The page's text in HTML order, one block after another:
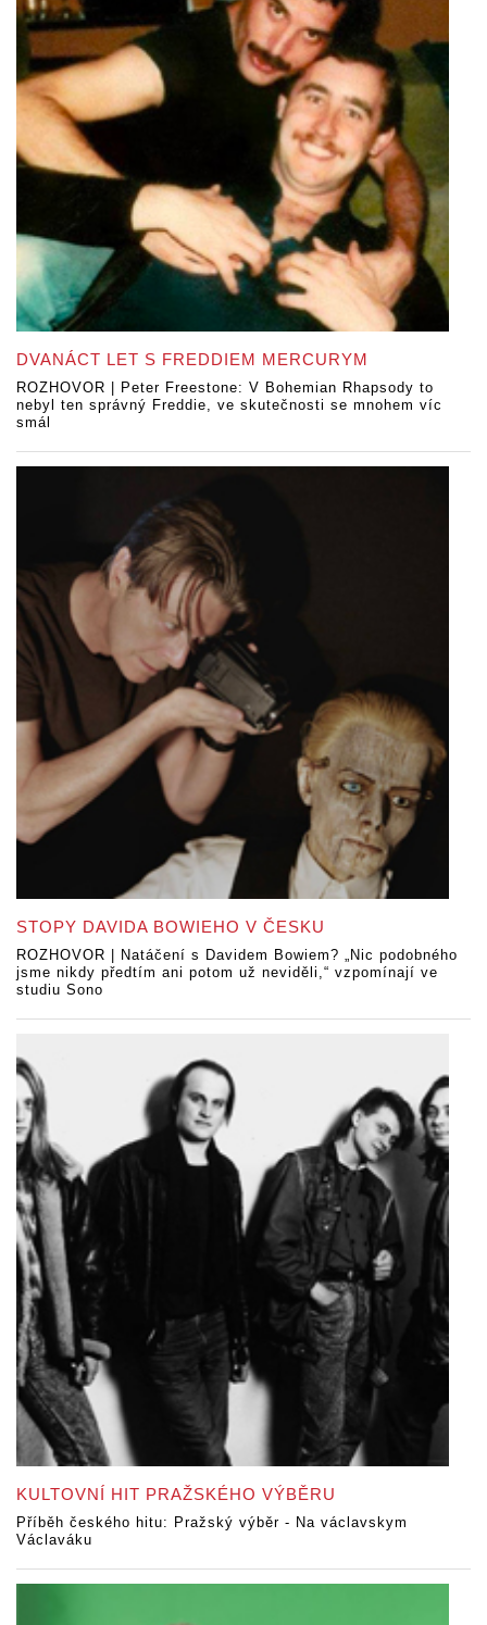
DVANÁCT LET S FREDDIEM MERCURYM
ROZHOVOR | Peter Freestone: V Bohemian Rhapsody to
nebyl ten správný Freddie, ve skutečnosti se mnohem víc
smál
STOPY DAVIDA BOWIEHO V ČESKU
ROZHOVOR | Natáčení s Davidem Bowiem? „Nic podobného
jsme nikdy předtím ani potom už neviděli,“ vzpomínají ve
studiu Sono
KULTOVNÍ HIT PRAŽSKÉHO VÝBĚRU
Příběh českého hitu: Pražský výběr - Na václavskym
Václaváku